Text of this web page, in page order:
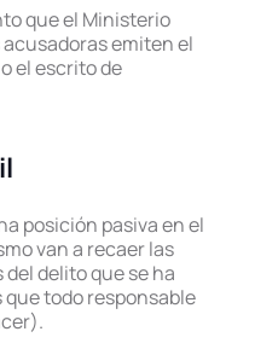
que el Ministerio
emiten el
el escrito de
posición pasiva en el
van a recaer las
delito que se ha
todo responsable